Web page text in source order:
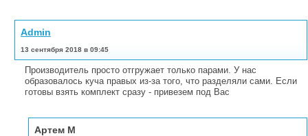
Admin
13 сентября 2018 в 09:45
Производитель просто отгружает только парами. У нас
образовалось куча правых из-за того, что разделяли сами. Если
готовы взять комплект сразу - привезем под Вас
Артем М